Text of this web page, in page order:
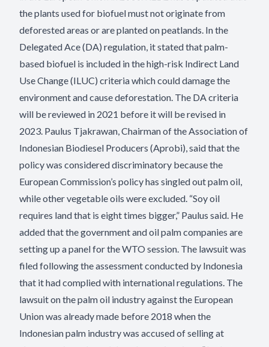
the plants used for biofuel must not originate from
deforested areas or are planted on peatlands. In the
Delegated Ace (DA) regulation, it stated that palm-
based biofuel is included in the high-risk Indirect Land
Use Change (ILUC) criteria which could damage the
environment and cause deforestation. The DA criteria
will be reviewed in 2021 before it will be revised in
2023. Paulus Tjakrawan, Chairman of the Association of
Indonesian Biodiesel Producers (Aprobi), said that the
policy was considered discriminatory because the
European Commission’s policy has singled out palm oil,
while other vegetable oils were excluded. “Soy oil
requires land that is eight times bigger,” Paulus said. He
added that the government and oil palm companies are
setting up a panel for the WTO session. The lawsuit was
filed following the assessment conducted by Indonesia
that it had complied with international regulations. The
lawsuit on the palm oil industry against the European
Union was already made before 2018 when the
Indonesian palm industry was accused of selling at